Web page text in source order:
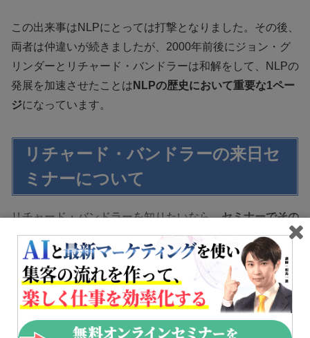
この出来事はNLPにとっては打撃となりました。その後、
両者は仲違いが続きましたが、2000年前後にジョン・グ
リンダーとリチャード・バンドラーは和解をして、NLPの
発展を加速させたことは NLPの歴史において重要な1ペー
ジになっています。
リチャード・バンドラーの来日セ
ミナーについて
リチャード・バンドラーを知りたいなら、セミナーでその
真髄を知ることが一番です。加えて、神経言語プログラミ
ングは書籍で読むよりも講義やセミナーで直接教わった方
が早く吸収できます。
NLPのセミナーを開催している団体には、NLPインスティ
テュートのように色々な団体がありますから、自分に合っ